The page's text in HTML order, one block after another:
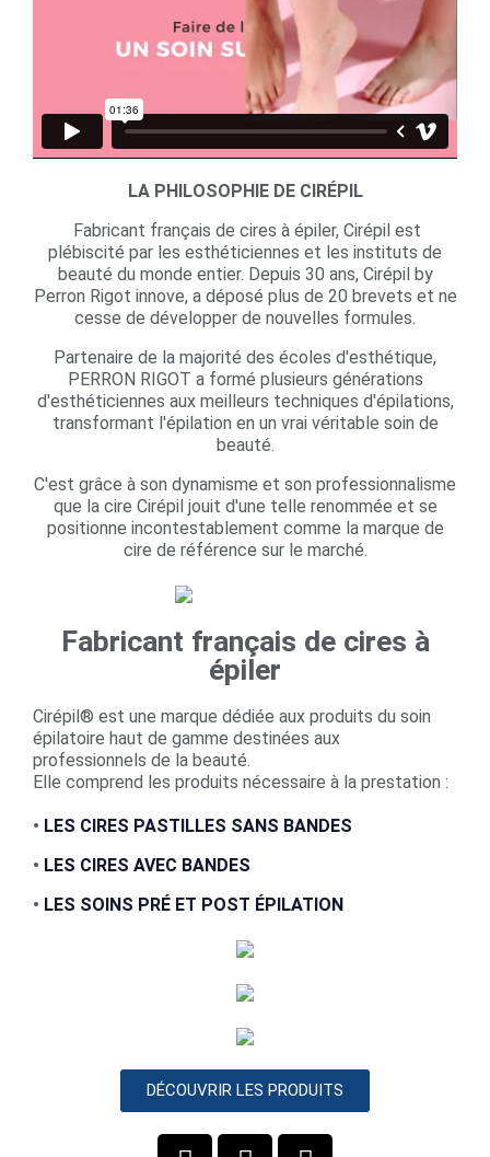
LA PHILOSOPHIE DE CIRÉPIL
Fabricant français de cires à épiler, Cirépil est
plébiscité par les esthéticiennes et les instituts de
beauté du monde entier. Depuis 30 ans, Cirépil by
Perron Rigot innove, a déposé plus de 20 brevets et ne
cesse de développer de nouvelles formules.
Partenaire de la majorité des écoles d'esthétique,
PERRON RIGOT a formé plusieurs générations
d'esthéticiennes aux meilleurs techniques d'épilations,
transformant l'épilation en un vrai véritable soin de
beauté.
C'est grâce à son dynamisme et son professionnalisme
que la cire Cirépil jouit d'une telle renommée et se
positionne incontestablement comme la marque de
cire de référence sur le marché.
Fabricant français de cires à
épiler​
Cirépil® est une marque dédiée aux produits du soin
épilatoire haut de gamme destinées aux
professionnels de la beauté.
Elle comprend les produits nécessaire à la prestation :
• LES CIRES PASTILLES SANS BANDES
• LES CIRES AVEC BANDES
• LES SOINS PRÉ ET POST ÉPILATION
DÉCOUVRIR LES PRODUITS